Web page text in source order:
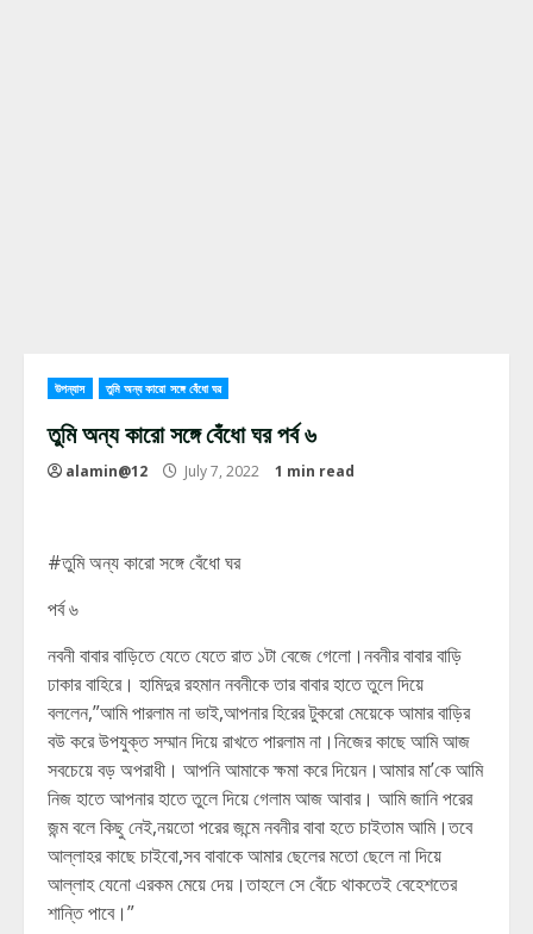
উপন্যাস তুমি অন্য কারো সঙ্গে বেঁধো ঘর
তুমি অন্য কারো সঙ্গে বেঁধো ঘর পর্ব ৬
alamin@12 July 7, 2022 1 min read
#তুমি অন্য কারো সঙ্গে বেঁধো ঘর
পর্ব ৬
নবনী বাবার বাড়িতে যেতে যেতে রাত ১টা বেজে গেলো।নবনীর বাবার বাড়ি
ঢাকার বাহিরে। হামিদুর রহমান নবনীকে তার বাবার হাতে তুলে দিয়ে
বললেন,”আমি পারলাম না ভাই,আপনার হিরের টুকরো মেয়েকে আমার বাড়ির
বউ করে উপযুক্ত সম্মান দিয়ে রাখতে পারলাম না।নিজের কাছে আমি আজ
সবচেয়ে বড় অপরাধী। আপনি আমাকে ক্ষমা করে দিয়েন।আমার মা’কে আমি
নিজ হাতে আপনার হাতে তুলে দিয়ে গেলাম আজ আবার। আমি জানি পরের
জন্ম বলে কিছু নেই,নয়তো পরের জন্মে নবনীর বাবা হতে চাইতাম আমি।তবে
আল্লাহর কাছে চাইবো,সব বাবাকে আমার ছেলের মতো ছেলে না দিয়ে
আল্লাহ যেনো এরকম মেয়ে দেয়।তাহলে সে বেঁচে থাকতেই বেহেশতের
শান্তি পাবে।”